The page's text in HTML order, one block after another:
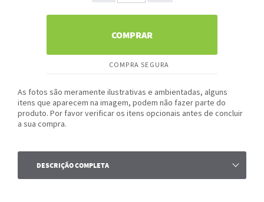
COMPRA SEGURA
COMPRAR
As fotos são meramente ilustrativas e ambientadas, alguns
itens que aparecem na imagem, podem não fazer parte do
produto. Por favor verificar os itens opcionais antes de concluir
a sua compra.
DESCRIÇÃO COMPLETA